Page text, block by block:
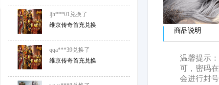
qqa***39兑换了
维京传奇首充兑换
wws***8兑换了
攻城掠地首充礼包
商品说明
温馨提示
可，密码
会进行封